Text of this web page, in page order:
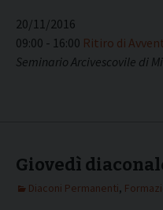
20/11/2016
09:00 - 16:00 Ritiro di
Seminario Arcivescovile di
Giovedì
Diaconi Permanenti,